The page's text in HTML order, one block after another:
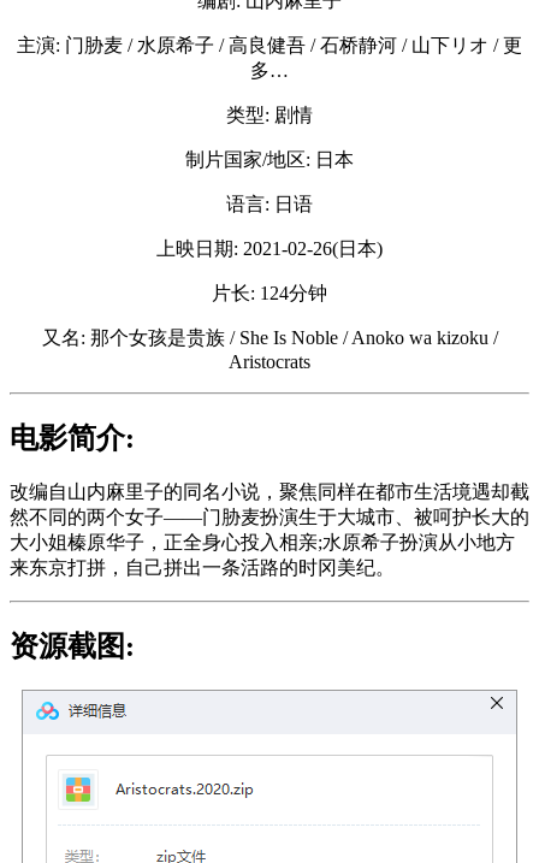
主演: 门胁麦 / 水原希子 / 高良健吾 / 石桥静河 / 山下リオ / 更
多…
类型: 剧情
制片国家/地区: 日本
语言: 日语
上映日期: 2021-02-26(日本)
片长: 124分钟
又名: 那个女孩是贵族 / She Is Noble / Anoko wa kizoku /
Aristocrats
电影简介:
改编自山内麻里子的同名小说，聚焦同样在都市生活境遇却截
然不同的两个女子——门胁麦扮演生于大城市、被呵护长大的
大小姐榛原华子，正全身心投入相亲;水原希子扮演从小地方
来东京打拼，自己拼出一条活路的时冈美纪。
资源截图: